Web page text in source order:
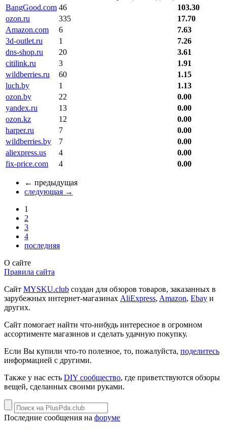
BangGood.com 46
103.30
ozon.ru
335
17.70
Amazon.com
6
7.63
3d-outlet.ru
1
7.26
dns-shop.ru
20
3.61
citilink.ru
3
1.91
wildberries.ru
60
1.15
luch.by
1
1.13
ozon.by
22
0.00
yandex.ru
13
0.00
ozon.kz
12
0.00
harper.ru
7
0.00
wildberries.by
7
0.00
aliexpress.us
4
0.00
fix-price.com
4 0.00
← предыдущая
следующая →
1
2
3
4
последняя
О сайте
Правила сайта
Сайт MYSKU.club cоздан для обзоров товаров, заказанных в
зарубежных интернет-магазинах AliExpress, Amazon, Ebay и
других.
Сайт помогает найти что-нибудь интересное в огромном
ассортименте магазинов и сделать удачную покупку.
Если Вы купили что-то полезное, то, пожалуйста, поделитесь
информацией с другими.
Также у нас есть DIY сообщество, где приветствуются обзоры
вещей, сделанных своими руками.
Последние сообщения на форуме